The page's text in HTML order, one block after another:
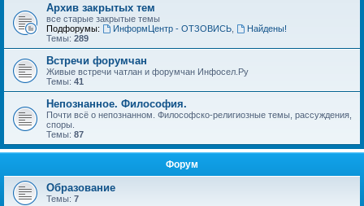
Архив закрытых тем
все старые закрытые темы
Подфорумы:
ИнформЦентр - ОТЗОВИСЬ,
Найдены!
Темы: 289
Встречи форумчан
Живые встречи чатлан и форумчан Инфосел.Ру
Темы: 41
Непознанное. Философия.
Почти всё о непознанном. Философско-религиозные темы, рассуждения,
споры.
Темы: 87
Форум
Образование
Темы: 7